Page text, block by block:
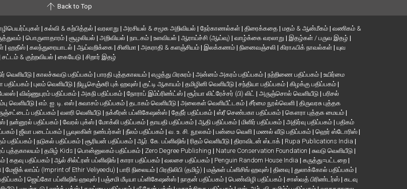
Back to Top
| கல்வி & கற்பித்தல் | வரலாறு | அரசியல் & சமூக அறிவியல் | நேர்காணல்கள் | திரைக்கதை | மதம் & ஆன்மீகம் | வணிகம் &
| பொருளாதாரம் | சூழலியல் | அறிவியல் | நாடகம் | உளவியல் | ஆராய்ச்சி (ஆய்வு) | வாழ்க்கை வரலாறு | இதழ்கள் / பருவ இதழ் |
| ஹதீஸ் | கலந்துரையாடல் | ஆய்வறிக்கை | சினிமா | அகராதி & களஞ்சியம் | இலக்கணம் | நினைவஞ்சலி | கிராஃபிக் நாவல்கள் | யுவ
சட்டம் & குற்றவியல் | கையேடு | சிறார் இதழ்
வெளியீடு | காலச்சுவடு பதிப்பகம் | பாரதி புத்தகாலயம் | எழுத்து பிரசுரம் | அன்னம் அகரம் பதிப்பகம் | நற்றிணை பதிப்பகம் | உயிர்மை
பதிப்பகம்| புலம் வெளியீடு | நியூசெஞ்சுரி புக் ஹவுஸ் | குட்டி ஆகாயம் | தமிழினி வெளியீடு | சந்தியா பதிப்பகம் | கிழக்கு பதிப்பகம் |
பேலஸ் | விஷ்ணுபுரம் பதிப்பகம் | அகநி பதிப்பகம் | நோராப் இம்ப்ரிண்ட்ஸ் | சூர்யா லிட்ரேச்சர் (பி) லிட் | அருஞ்சொல் வெளியீடு | பரிசல்
வெளியீடு| எம். ஐ. டி. எஸ் | சுவாசம் பதிப்பகம் | தடாகம் வெளியீடு | அலைகள் வெளியீட்டகம் | சீர்மை நூல்வெளி | திருவரசு புத்தக
பதிப்பகம் | வளரி வெளியீடு | நக்கீரன் பப்ளிகேஷன்ஸ் | தேநீர் பதிப்பகம் | ஸ்ரீ செண்பகா பதிப்பகம் | கௌரா புத்தக மையம் |
| நன்னூல் பதிப்பகம் | வேரல் புக்ஸ் | மோக்லி பதிப்பகம் | தாயதி பதிப்பகம் | ஆதி பதிப்பகம் | மிளிர் பதிப்பகம் | அதிர்வு பதிப்பகம் | பதிகம்
| ஜீவா படைப்பகம் | பூவுலகின் நண்பர்கள் | நீலம் பதிப்பகம் | வ. உ. சி. நூலகம் | பன்மை வெளி | மணல் வீடு பதிப்பகம் | ஹெர் ஸ்டோரிஸ் |
பதிப்பகம் | நடுகல் பதிப்பகம் | சூரியன் பதிப்பகம் | ஆர். கே. பப்ளிஷிங் | ரிதம் வெளியீடு | திராவிடன் ஸ்டாக் | Rupa Publications India |
புத்தகாலயம் | தமிழ் Kids | பொன்னுலகம் பதிப்பகம் | Zero Degree Publishing | Nature Conservation Foundation | சுவடு வெளியீடு |
| கதவு பதிப்பகம் | ஆல் சில்ட்ரன் பப்ளிஷிங் | காரா பதிப்பகம் | வலசை பதிப்பகம் | Penguin Random House India | கருத்து=பட்டறை |
| மேஜிக் லாம்ப் (Imprint of Ethir Veliyeedu) | பாரி நிலையம் | பிரதிலிபி (தமிழ்) | மஞ்சுள் பப்ளிசிங் ஹவுஸ் | தினவு | துலாக்கோல் பதிப்பகம் |
| ஜெய்கோ பப்ளிஷிங் ஹவுஸ் | பஞ்சமி மீடியா பப்ளிகேஷன்ஸ் | நாதன் பதிப்பகம் | பெண்விழி பதிப்பகம் | சாஸ்வத் பிரிண்டர்ஸ் | கடவு